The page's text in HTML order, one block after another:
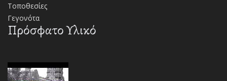
Τοποθεσίες
Γεγονότα
Πρόσφατο Υλικό